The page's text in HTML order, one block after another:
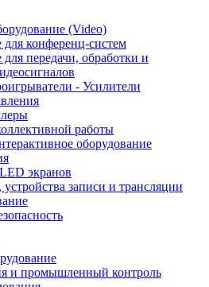
(Video)
конференц-систем
передачи, обработки и
- Усилители
работы
оборудование
экранов
записи и трансляции
и промышленный контроль